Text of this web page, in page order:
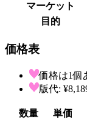
マーケット
目的
価格表
価格は1個
版代:
数量
単価